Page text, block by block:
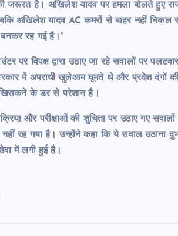
जरूरत है। अखिलेश यादव पर हमला बोलते हुए
अखिलेश यादव AC कमरों से बाहर नहीं
बनकर रह गई है।”
पर विपक्ष द्वारा उठाए जा रहे सवालों पर
में अपराधी खुलेआम घूमते थे और प्रदेश दंगों
खिसकने के डर से परेशान है।
और परीक्षाओं की शुचिता पर उठाए गए
रह गया है। उन्होंने कहा कि ये सवाल उठाना
में लगी हुई है।